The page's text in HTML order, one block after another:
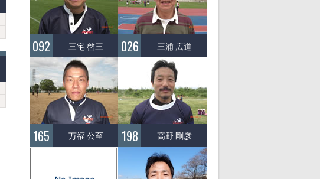
092 三宅 啓三 026 三浦 広道
165 万福 公至 198 高野 剛彦